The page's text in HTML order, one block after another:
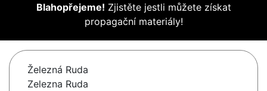
Blahopřejeme! Zjistěte jestli můžete získat
propagační materiály!
Železná Ruda
Zelezna Ruda